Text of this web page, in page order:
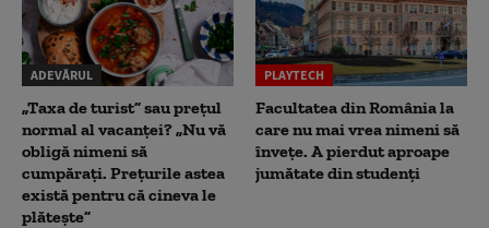
ADEVĂRUL
„Taxa de turist” sau prețul
normal al vacanței? „Nu vă
obligă nimeni să
cumpărați. Prețurile astea
există pentru că cineva le
plătește”
PLAYTECH
Facultatea din România la
care nu mai vrea nimeni să
înveţe. A pierdut aproape
jumătate din studenţi